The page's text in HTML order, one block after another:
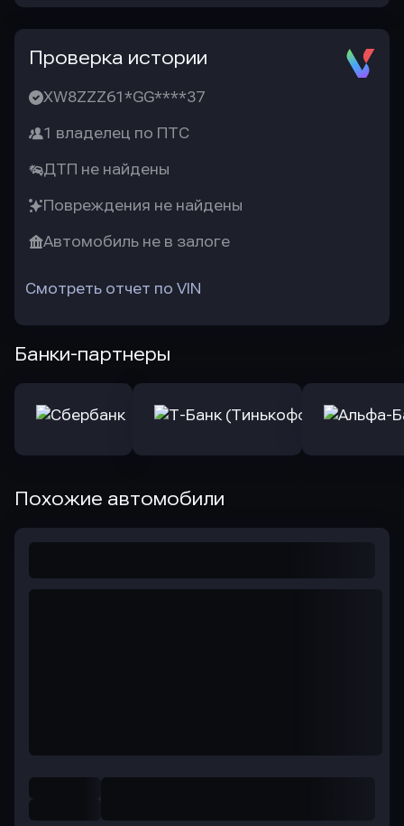
Проверка истории
XW8ZZZ61*GG****37
1 владелец по ПТС
ДТП не найдены
Повреждения не найдены
Автомобиль не в залоге
Смотреть отчет по VIN
Банки-партнеры
Похожие автомобили